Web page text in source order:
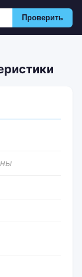
Проверить